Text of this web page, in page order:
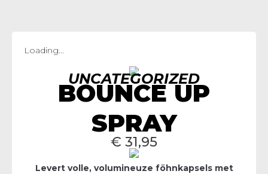
Loading...
UNCATEGORIZED
BOUNCE UP
SPRAY
€ 31,95
Levert volle, volumineuze föhnkapsels met